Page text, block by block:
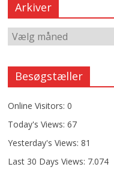
Arkiver
Besøgstæller
Online Visitors:0
Today's Views:67
Yesterday's Views:81
Last 30 Days Views: 7.074